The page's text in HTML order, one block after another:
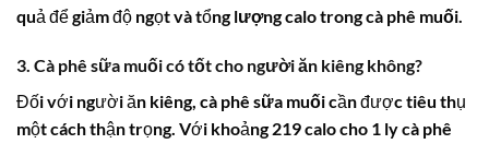
quả để giảm độ ngọt và tổnglượng calo trong cà phê muối
3. Cà phê sữa muối có tốt cho người ăn kiêng không?
Đối với người ăn kiêng, cà phê sữa muốicần được tiêu thụ
một cách thận trọng. Với khoảng219 calo cho 1 ly cà phê